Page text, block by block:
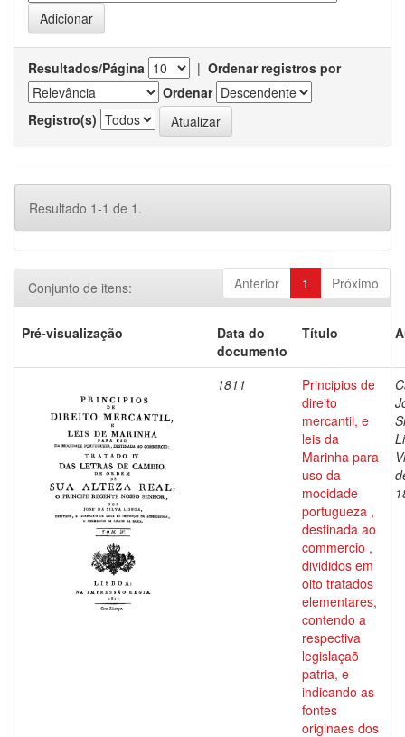
Resultados/Página | Ordenar registros por
Ordenar
Registro(s)
Resultado 1-1 de 1.
Anterior 1 Próximo
Conjunto de itens:
Pré-visualização
Data do
documento
Título
1811
Principios de
direito
mercantil, e
leis da
Marinha para
uso da
mocidade
portugueza ,
destinada ao
commercio ,
divididos em
oito tratados
elementares,
contendo a
respectiva
legislaçaõ
patria, e
indicando as
fontes
originaes dos